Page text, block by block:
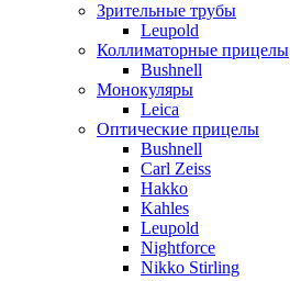
Зрительные трубы
Leupold
Коллиматорные прицелы
Bushnell
Монокуляры
Leica
Оптические прицелы
Bushnell
Carl Zeiss
Hakko
Kahles
Leupold
Nightforce
Nikko Stirling